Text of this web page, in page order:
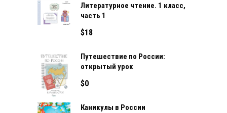
Литературное чтение. 1 класс,
часть 1
$18
Путешествие по России:
открытый урок
$0
Каникулы в России